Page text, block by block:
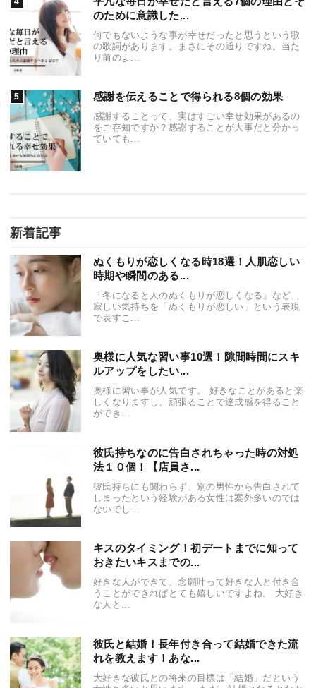
のために意識した...
何でもないような事が幸せだったと思うという歌
の歌詞があります。まさにその通りですね。当た
り前のよ...
感謝を伝えることで得られる8個の効果
感謝することって、実はすごい幸せ効果があるの
をご存知ですか？感謝することが大事だと分かっ
ていても...
新着記事
ぬくもりが恋しくなる時18選！人肌恋しい
時期や瞬間のある...
「冬になると人のぬくもりが恋しくなる」など、
寂しい気持ちを「ぬくもりが恋しい」という表現
で表すこ...
奥様に人気な習い事10選！隙間時間にスキ
ルアップをしたい...
奥様に習い事が人気です。 好きなことがあると楽
しくなりますし、頑張ることで達成感を得ること
ができ...
彼氏持ちなのに告白されちゃった時の対処
法１０個！【店員さ...
彼氏持ちにも関わらず、別の男性から告白されて
しまったという経験がある女性は案外多いのでは
ないでし...
キスのタイミング！初デートまでに知って
おきたいキスまでの...
好きな人ができて、念願叶って好きな人と付き合
うことができればとても嬉しいですよね。 大好き
な人と...
彼氏と結婚！長年付き合って結婚できた流
れを教えます！あな...
大好きな彼氏との将来の目標は「結婚」だという